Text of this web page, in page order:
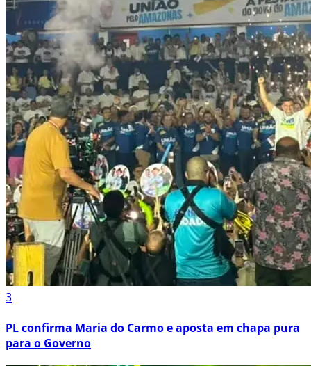
3
PL confirma Maria do Carmo e aposta em chapa pura
para o Governo